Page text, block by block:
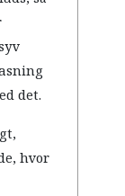
det.
hvor